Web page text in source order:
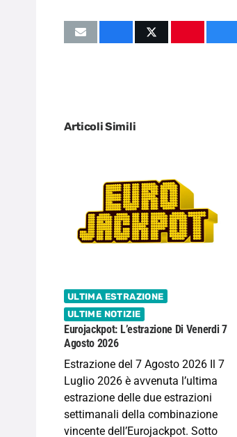
Articoli Simili
ULTIMA ESTRAZIONE
ULTIME NOTIZIE
Eurojackpot: L’estrazione Di Venerdi 7
Agosto 2026
Estrazione del 7 Agosto 2026 Il 7
Luglio 2026 è avvenuta l’ultima
estrazione delle due estrazioni
settimanali della combinazione
vincente dell’Eurojackpot. Sotto